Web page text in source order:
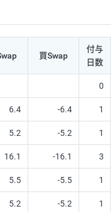
買Swap
付与
日数
0
6.4 -6.4 1
5.2 -5.2 1
16.1 -16.1 3
5.5 -5.5 1
5.2 -5.2 1